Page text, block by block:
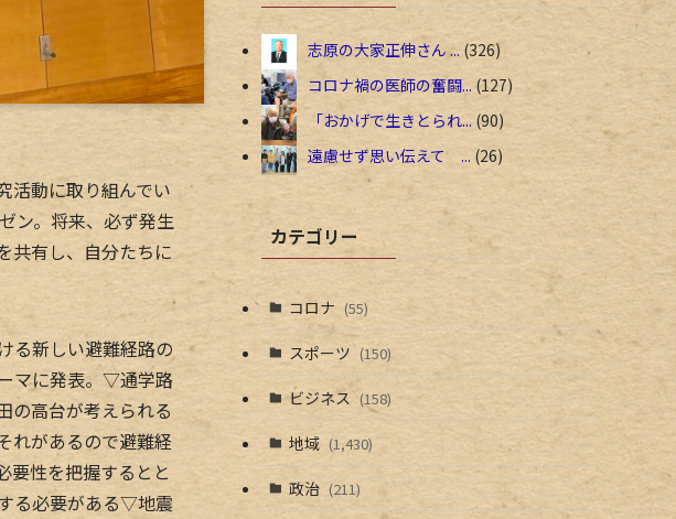
活動に取り組んでい
ン。将来、必ず発生
共有し、自分たちに
る新しい避難経路の
マに発表。▽通学路
の高台が考えられる
れがあるので避難経
要性を把握するとと
る必要がある▽地震
志原の大家正伸さん ... 326
コロナ禍の医師の奮闘... 127
「おかげで生きとられ... 90
遠慮せず思い伝えて ... 26
カテゴリー
コロナ (55)
スポーツ (150)
ビジネス (158)
地域 (1,430)
政治 (211)